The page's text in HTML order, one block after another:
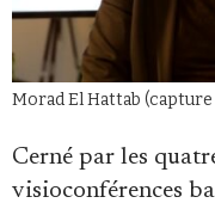
Morad El Hattab (capture
Cerné par les
visioconférences